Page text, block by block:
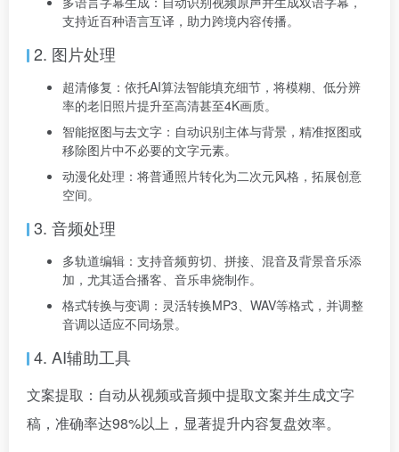
支持近百种语言互译，助力跨境内容传播。
2. 图片处理
超清修复：依托AI算法智能填充细节，将模糊、低分辨
率的老旧照片提升至高清甚至4K画质。
智能抠图与去文字：自动识别主体与背景，精准抠图或
移除图片中不必要的文字元素。
动漫化处理：将普通照片转化为二次元风格，拓展创意
空间。
3. 音频处理
多轨道编辑：支持音频剪切、拼接、混音及背景音乐添
加，尤其适合播客、音乐串烧制作。
格式转换与变调：灵活转换MP3、WAV等格式，并调整
音调以适应不同场景。
4. AI辅助工具
文案提取：自动从视频或音频中提取文案并生成文字
稿，准确率达98%以上，显著提升内容复盘效率。